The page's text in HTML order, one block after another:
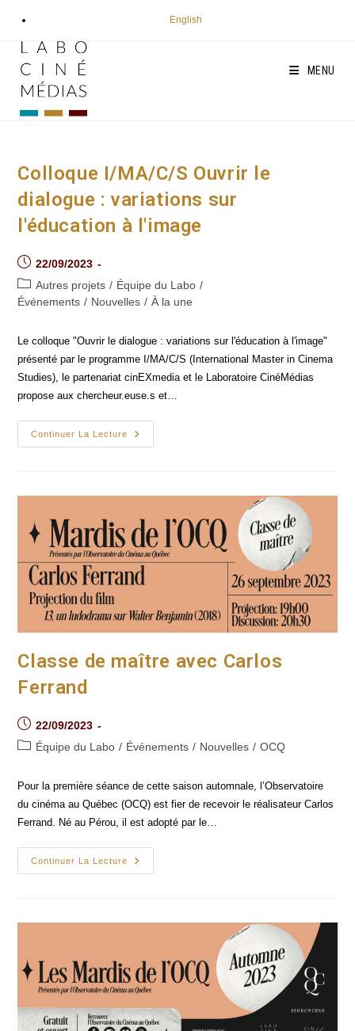
contenu
English
MENU
Colloque I/MA/C/S Ouvrir le
dialogue : variations sur
l'éducation à l'image
Post
published:
22/09/2023
Post
category:
Autres projets / Équipe du Labo /
Événements / Nouvelles / À la une
Le colloque "Ouvrir le dialogue : variations sur l'éducation à l'image"
présenté par le programme I/MA/C/S (International Master in Cinema
Studies), le partenariat cinEXmedia et le Laboratoire CinéMédias
propose aux chercheur.euse.s et…
Continuer La Lecture
Colloque
I/MA/C/S
L'image
Classe de maître avec Carlos
Ferrand
Post
published:
22/09/2023
PostÉquipe du Labo / Événements / Nouvelles / OCQ
Pour la première séance de cette saison automnale, l’Observatoire
du cinéma au Québec (OCQ) est fier de recevoir le réalisateur Carlos
Ferrand. Né au Pérou, il est adopté par le…
Continuer La Lecture
Classe
De